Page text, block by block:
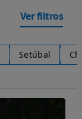
Ver filtros
Setúbal